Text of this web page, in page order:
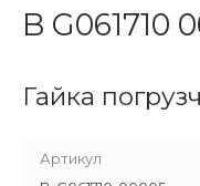
B G061710
Гайка
Артикул